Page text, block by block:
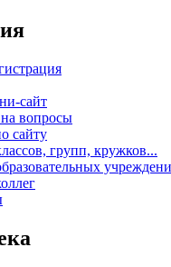
сайт
вопросы
сайту
групп, кружков...